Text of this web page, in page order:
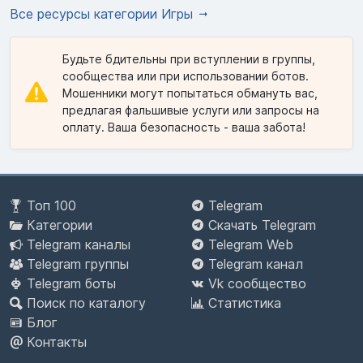
Все ресурсы категории Игры
Будьте бдительны при вступлении в группы,
сообщества или при использовании ботов.
Мошенники могут попытаться обмануть вас,
предлагая фальшивые услуги или запросы на
оплату. Ваша безопасность - ваша забота!
Топ 100
Категории
Telegram каналы
Telegram группы
Telegram боты
Поиск по каталогу
Блог
Контакты
Telegram
Скачать Telegram
Telegram Web
Telegram канал
Vk сообщество
Статистика